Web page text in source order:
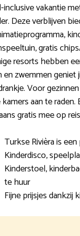
inclusive vakantie
Deze verblijven
gratis
resorts hebben
en zwemmen geniet
Voor
aan te raden.
gratis mee op
Turkse Rivièra is
Kinderdisco,
Kinderstoel,
te huur
Fijne prijsjes dankzij